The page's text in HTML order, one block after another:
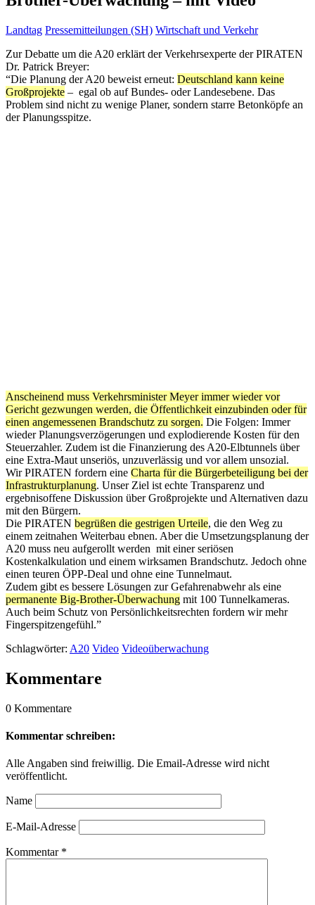
Landtag Pressemitteilungen (SH) Wirtschaft und Verkehr
Zur Debatte um die A20 erklärt der Verkehrsexperte der PIRATEN
Dr. Patrick Breyer:
“Die Planung der A20 beweist erneut: Deutschland kann keine
Großprojekte – ­ egal ob auf Bundes- oder Landesebene. Das
Problem sind nicht zu wenige Planer, sondern starre Betonköpfe an
der Planungsspitze.
Anscheinend muss Verkehrsminister Meyer immer wieder vor
Gericht gezwungen werden, die Öffentlichkeit einzubinden oder für
einen angemessenen Brandschutz zu sorgen. Die Folgen: Immer
wieder Planungsverzögerungen und explodierende Kosten für den
Steuerzahler. Zudem ist die Finanzierung des A20-Elbtunnels über
eine Extra-Maut unseriös, unzuverlässig und vor allem unsozial.
Wir PIRATEN fordern eine Charta für die Bürgerbeteiligung bei der
Infrastrukturplanung. Unser Ziel ist echte Transparenz und
ergebnisoffene Diskussion über Großprojekte und Alternativen dazu
mit den Bürgern.
Die PIRATEN begrüßen die gestrigen Urteile, die den Weg zu
einem zeitnahen Weiterbau ebnen. Aber die Umsetzungsplanung der
A20 muss neu aufgerollt werden ­ mit einer seriösen
Kostenkalkulation und einem wirksamen Brandschutz. Jedoch ohne
einen teuren ÖPP-Deal und ohne eine Tunnelmaut.
Zudem gibt es bessere Lösungen zur Gefahrenabwehr als eine
permanente Big-Brother-Überwachung mit 100 Tunnelkameras.
Auch beim Schutz von Persönlichkeitsrechten fordern wir mehr
Fingerspitzengefühl.”
Schlagwörter: A20 Video Videoüberwachung
Kommentare
0 Kommentare
Kommentar schreiben:
Alle Angaben sind freiwillig. Die Email-Adresse wird nicht
veröffentlicht.
Name
E-Mail-Adresse
Kommentar *